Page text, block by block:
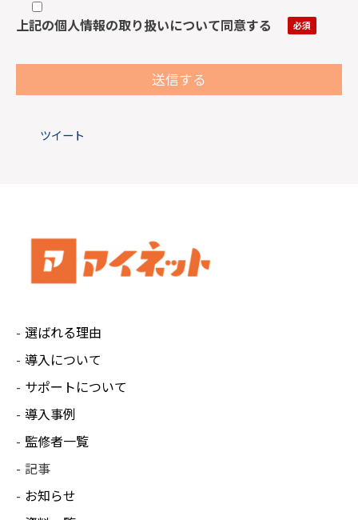
けないと送信できません。
・弊社が取得した個人情報について、ご本人には
追加または削除、消去や利用停止の権利がありま
す。
ご希望の場合には、下記の問い合わせ窓口までご
当窓口
住 所：320-0861 栃木県宇都宮市西3丁目5-8
メール：ainet-policy@ai-connect.co.jp
上記の個人情報の取り扱いについて同意する
ツイート
選ばれる理由
導入について
サポートについて
導入事例
監修者一覧
記事
お知らせ